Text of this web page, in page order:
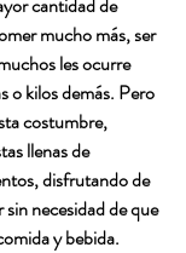
mucho más, ser
les ocurre
o kilos demás. Pero
costumbre,
llenas de
disfrutando de
necesidad de que
y bebida.